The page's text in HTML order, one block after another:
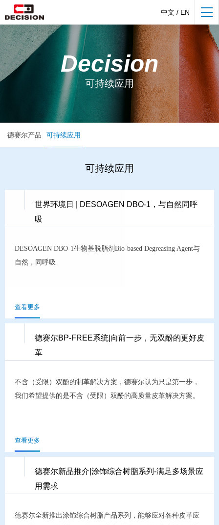
中文 / EN
Decision
可持续应用
德赛尔产品 可持续应用
可持续应用
世界环境日 | DESOAGEN DBO-1，与自然同呼
吸
DESOAGEN DBO-1生物基脱脂剂Bio-based Degreasing Agent与
自然，同呼吸
查看更多
德赛尔BP-FREE系统|向前一步，无双酚的更好皮
革
不含（受限）双酚的制革解决方案，德赛尔认为只是第一步，
我们希望提供的是不含（受限）双酚的高质量皮革解决方案。
查看更多
德赛尔新品推介|涂饰综合树脂系列-满足多场景应
用需求
德赛尔全新推出涂饰综合树脂产品系列，能够应对各种皮革应